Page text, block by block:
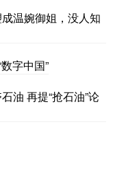
温婉御姐，没人知
字中国”
油 再提“抢石油”论